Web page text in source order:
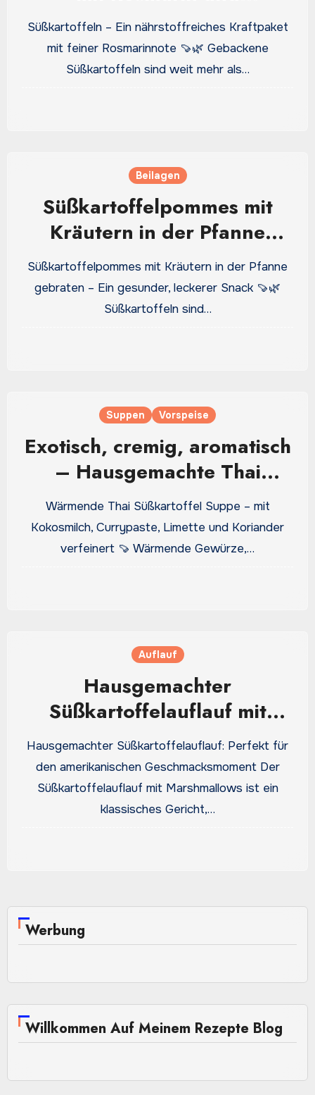
Knoblauch: Der goldene
Genuss vom Blech
Süßkartoffeln – Ein nährstoffreiches Kraftpaket
mit feiner Rosmarinnote 🍠🌿 Gebackene
Süßkartoffeln sind weit mehr als…
Beilagen
Süßkartoffelpommes mit
Kräutern in der Pfanne
gebraten – Ein gesunder
und schmackhafter Snack
Süßkartoffelpommes mit Kräutern in der Pfanne
gebraten – Ein gesunder, leckerer Snack 🍠🌿
Süßkartoffeln sind…
Suppen Vorspeise
Exotisch, cremig, aromatisch
– Hausgemachte Thai
Süßkartoffel Suppe
Wärmende Thai Süßkartoffel Suppe – mit
Kokosmilch, Currypaste, Limette und Koriander
verfeinert 🍠 Wärmende Gewürze,…
Auflauf
Hausgemachter
Süßkartoffelauflauf mit
Marshmallow-Topping – Ein
Hauch von amerikanischer
Gemütlichkeit
Hausgemachter Süßkartoffelauflauf: Perfekt für
den amerikanischen Geschmacksmoment Der
Süßkartoffelauflauf mit Marshmallows ist ein
klassisches Gericht,…
Werbung
Willkommen Auf Meinem Rezepte Blog